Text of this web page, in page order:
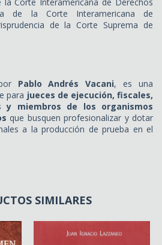
de la Corte Interamericana de
de la Corte Suprema de
Pablo Andrés Vacani, es una
para jueces de ejecución, fiscales,
y miembros de los organismos
que busquen profesionalizar y dotar
a la producción de prueba en el
SIMILARES